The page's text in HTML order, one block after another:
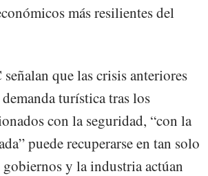
más resilientes del
que las crisis anteriores
turística tras los
con la seguridad, “con la
puede recuperarse en tan solo
gobiernos y la industria actúan